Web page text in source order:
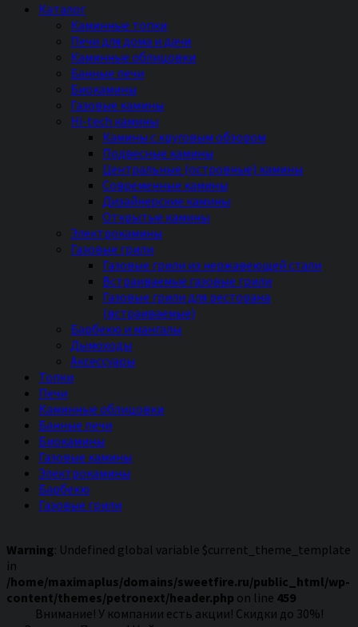
Каталог
Каминные топки
Печи для дома и дачи
Каминные облицовки
Банные печи
Биокамины
Газовые камины
Hi-tech камины
Камины с круговым обзором
Подвесные камины
Центральные (островные) камины
Современные камины
Дизайнерские камины
Открытые камины
Электрокамины
Газовые грили
Газовые грили из нержавеющей стали
Встраиваемые газовые грили
Газовые грили для ресторана
(встраиваемые)
Барбекю и мангалы
Дымоходы
Аксессуары
Топки
Печи
Каминные облицовки
Банные печи
Биокамины
Газовые камины
Электрокамины
Барбекю
Газовые грили
Warning: Undefined global variable $current_theme_template
in
/home/maximaplus/domains/sweetfire.ru/public_html/wp-
content/themes/petronext/header.php on line 459
Внимание! У компании есть акции! Скидки до 30%!